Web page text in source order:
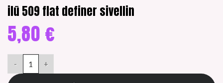
ilū 509 flat definer sivellin
5,80 €